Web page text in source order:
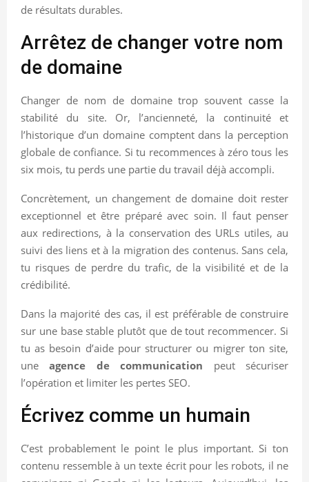
de résultats durables.
Arrêtez de changer votre nom
de domaine
Changer de nom de domaine trop souvent casse la
stabilité du site. Or, l’ancienneté, la continuité et
l’historique d’un domaine comptent dans la perception
globale de confiance. Si tu recommences à zéro tous les
six mois, tu perds une partie du travail déjà accompli.
Concrètement, un changement de domaine doit rester
exceptionnel et être préparé avec soin. Il faut penser
aux redirections, à la conservation des URLs utiles, au
suivi des liens et à la migration des contenus. Sans cela,
tu risques de perdre du trafic, de la visibilité et de la
crédibilité.
Dans la majorité des cas, il est préférable de construire
sur une base stable plutôt que de tout recommencer. Si
tu as besoin d’aide pour structurer ou migrer ton site,
uneagence de communication peut sécuriser
l’opération et limiter les pertes SEO.
Écrivez comme un humain
C’est probablement le point le plus important. Si ton
contenu ressemble à un texte écrit pour les robots, il ne